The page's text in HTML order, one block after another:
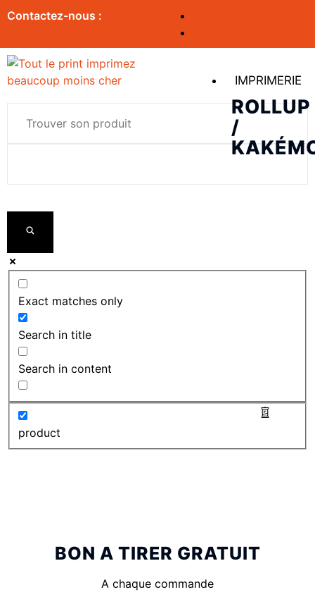
Contactez-nous :
IMPRIMERIE
ROLLUP
/
Exact matches only
Search in title
Search in content
product
BON A TIRER GRATUIT
A chaque commande